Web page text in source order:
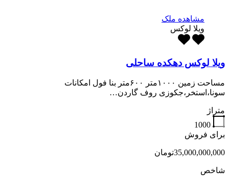
مشاهده ملک
ویلا لوکس
ویلا لوکس دهکده ساحلی
مساحت زمین ۱۰۰۰متر ۶۰۰متر بنا فول امکانات
سونا،استخر،جکوزی روف گاردن…
متراژ
1000
برای فروش
35,000,000,000تومان
شاخص